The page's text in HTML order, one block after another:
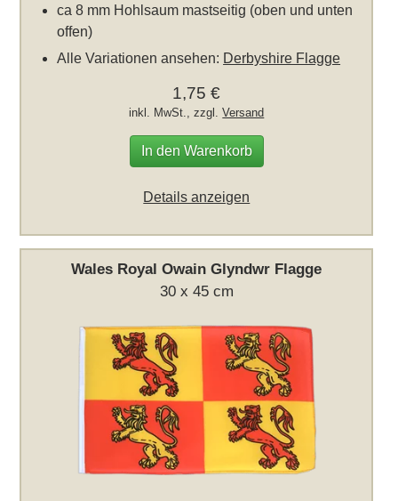
ca 8 mm Hohlsaum mastseitig (oben und unten
offen)
Alle Variationen ansehen: Derbyshire Flagge
1,75 €
inkl. MwSt., zzgl.Versand
In den Warenkorb
Details anzeigen
Wales Royal Owain Glyndwr Flagge
30 x 45 cm